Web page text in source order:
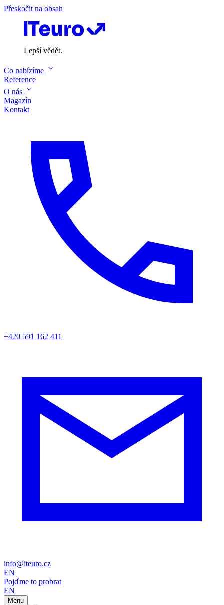
Přeskočit na obsah
Lepší vědět.
Co nabízíme
Reference
O nás
Magazín
Kontakt
+420 591 162 411
info@iteuro.cz
EN
Pojďme to probrat
EN
Menu